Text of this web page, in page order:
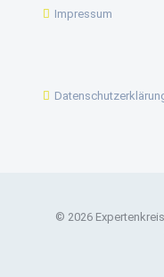
Impressum
© 2026